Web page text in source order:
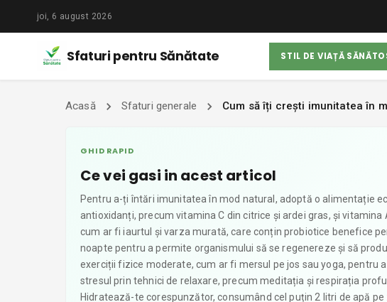
joi, 6 august 2026
Sfaturi pentru Sănătate STIL DE VIAȚĂ
Acasă Sfaturi generale Cum să îți crești imunitatea în
GHID RAPID
Ce vei gasi in acest articol
Pentru a-ți întări imunitatea în mod natural, adoptă o alimentație
antioxidanți, precum vitamina C din citrice și ardei gras, și
cum ar fi iaurtul și varza murată, care conțin probiotice benefice
noapte pentru a permite organismului să se regenereze și să
exerciții fizice moderate, cum ar fi mersul pe jos sau yoga, pentru
stresul prin tehnici de relaxare, precum meditația și respirația
Hidratează-te corespunzător, consumând cel puțin 2 litri de apă